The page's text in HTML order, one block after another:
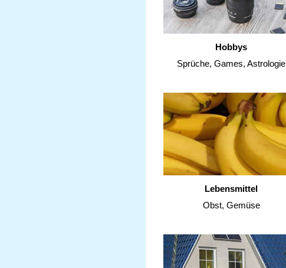
Hobbys
Sprüche, Games, Astrologie
Lebensmittel
Obst, Gemüse